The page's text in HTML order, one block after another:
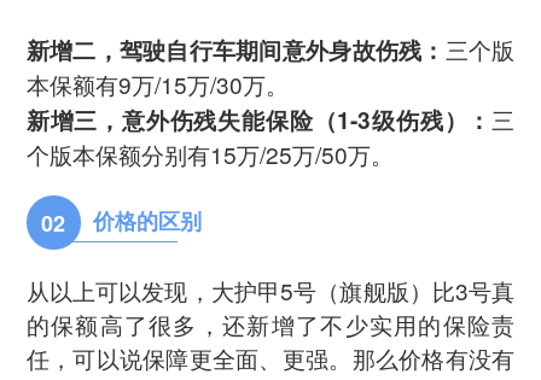
新增二，驾驶自行车期间意外身故伤残： 三个版
本保额有9万/15万/30万。
新增三，意外伤残失能保险（1-3级伤残）：三
个版本保额分别有15万/25万/50万。
02 价格的区别
从以上可以发现，大护甲5号（旗舰版）比3号真
的保额高了很多，还新增了不少实用的保险责
任，可以说保障更全面、更强。那么价格有没有